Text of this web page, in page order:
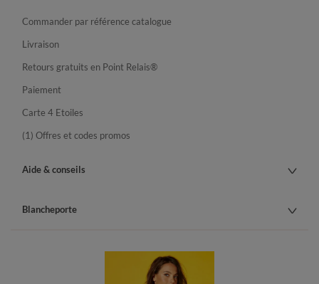
Commander par référence catalogue
Livraison
Retours gratuits en Point Relais®
Paiement
Carte 4 Etoiles
(1) Offres et codes promos
Aide & conseils
Blancheporte